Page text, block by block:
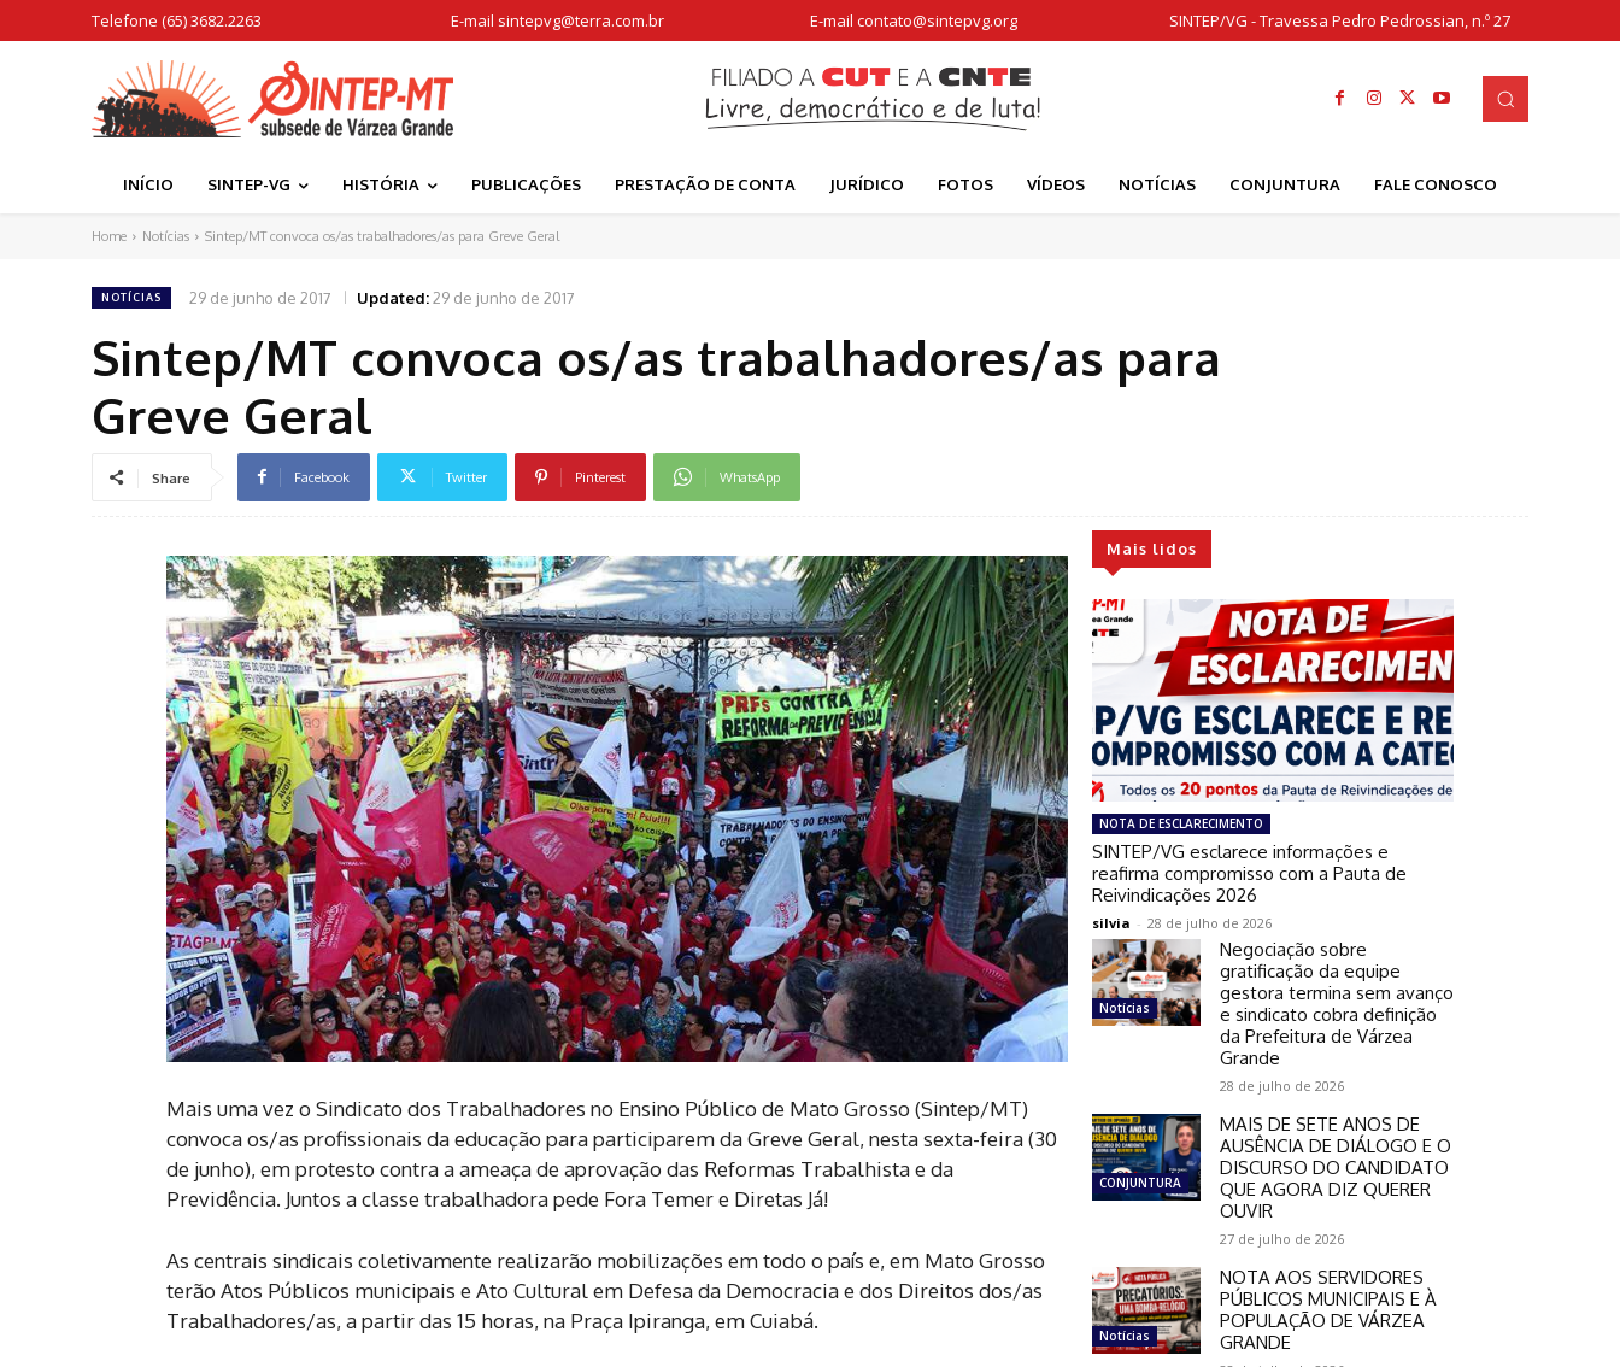
Telefone (65) 3682.2263 E-mail sintepvg@terra.com.br E-mail contato@sintepvg.org SINTEP/VG - Travessa Pedro Pedrossian, n.º 27
INÍCIO SINTEP-VG HISTÓRIA PUBLICAÇÕES PRESTAÇÃO DE CONTA JURÍDICO FOTOS VÍDEOS NOTÍCIAS CONJUNTURA FALE CONOSCO
Home Notícias Sintep/MT convoca os/as trabalhadores/as para Greve Geral
NOTÍCIAS 29 de junho de 2017 Updated:29 de junho de 2017
Sintep/MT convoca os/as trabalhadores/as para
Greve Geral
Share Facebook Twitter Pinterest WhatsApp
Mais uma vez o Sindicato dos Trabalhadores no Ensino Público de Mato Grosso (Sintep/MT)
convoca os/as profissionais da educação para participarem da Greve Geral, nesta sexta-feira (30
de junho), em protesto contra a ameaça de aprovação das Reformas Trabalhista e da
Previdência. Juntos a classe trabalhadora pede Fora Temer e Diretas Já!
As centrais sindicais coletivamente realizarão mobilizações em todo o país e, em Mato Grosso
terão Atos Públicos municipais e Ato Cultural em Defesa da Democracia e dos Direitos dos/as
Trabalhadores/as, a partir das 15 horas, na Praça Ipiranga, em Cuiabá.
Mais lidos
NOTA DE ESCLARECIMENTO
SINTEP/VG esclarece informações e
reafirma compromisso com a Pauta de
Reivindicações 2026
silvia - 28 de julho de 2026
Notícias
Negociação sobre
gratificação da equipe
gestora termina sem avanço
e sindicato cobra definição
da Prefeitura de Várzea
Grande
28 de julho de 2026
CONJUNTURA
MAIS DE SETE ANOS DE
AUSÊNCIA DE DIÁLOGO E O
DISCURSO DO CANDIDATO
QUE AGORA DIZ QUERER
OUVIR
27 de julho de 2026
Notícias
NOTA AOS SERVIDORES
PÚBLICOS MUNICIPAIS E À
POPULAÇÃO DE VÁRZEA
GRANDE